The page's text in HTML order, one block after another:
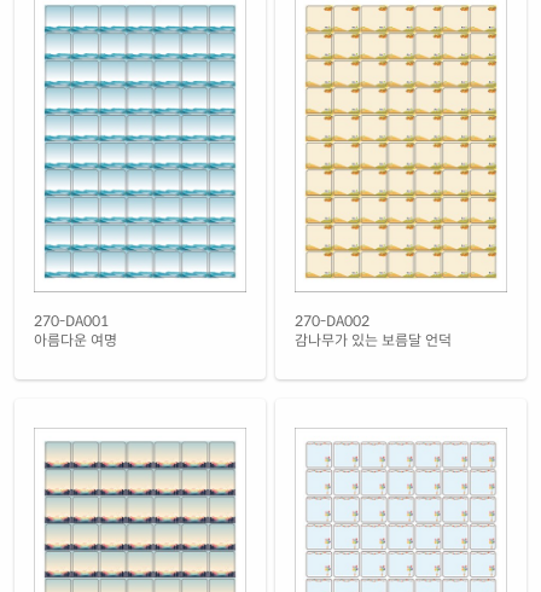
흰색 무광 방수 레이저
CL270MP-DA1265
레이저 전용
재질 설명
흰색 무광 방수 시치미 레이저
RV270MP-DA1265
재질 설명
투명(50μm) 방수 레이저
CL270LT-DA1265
레이저 전용
재질 설명
270-DA001
아름다운 여명
270-DA002
감나무가 있는 보름달 언덕